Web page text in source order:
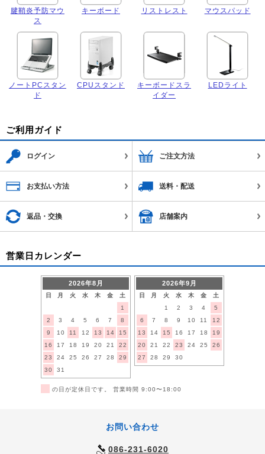
腱鞘炎予防マウ
ス
キーボード リストレスト マウスパッド
ノートPCスタン
ド
CPUスタンド
キーボードスラ
イダー
LEDライト
ご利用ガイド
ログイン ご注文方法
お支払い方法 送料・配送
返品・交換 店舗案内
営業日カレンダー
2026年8月
日 月 火 水 木 金
土
1
2
3 4 5 6 7
8
9
10 11 12 13 14
15
16
17 18 19 20 21
22
23
24 25 26 27 28
29
30
31
2026年9月
日 月 火 水 木 金
土
1
2 3 4
5
6
7 8 9 10 11
12
13
14 15 16 17 18
19
20
21 22 23 24 25
26
27
28 29 30
の日が定休日です。 営業時間 9:00〜18:00
お問い合わせ
086-231-6020